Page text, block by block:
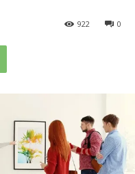
0
922